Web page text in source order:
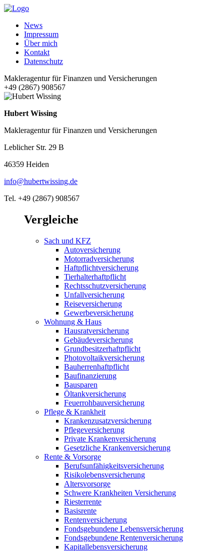
News
Impressum
Über mich
Kontakt
Datenschutz
Makleragentur für Finanzen und Versicherungen
+49 (2867) 908567
Hubert Wissing
Makleragentur für Finanzen und Versicherungen
Leblicher Str. 29 B
46359 Heiden
info@hubertwissing.de
Tel. +49 (2867) 908567
Vergleiche
Sach und KFZ
Autoversicherung
Motorradversicherung
Haftpflichtversicherung
Tierhalterhaftpflicht
Rechtsschutzversicherung
Unfallversicherung
Reiseversicherung
Gewerbeversicherung
Wohnung & Haus
Hausratversicherung
Gebäudeversicherung
Grundbesitzerhaftpflicht
Photovoltaikversicherung
Bauherrenhaftpflicht
Baufinanzierung
Bausparen
Öltankversicherung
Feuerrohbauversicherung
Pflege & Krankheit
Krankenzusatzversicherung
Pflegeversicherung
Private Krankenversicherung
Gesetzliche Krankenversicherung
Rente & Vorsorge
Berufs­unfähigkeitsversicherung
Risikolebensversicherung
Altersvorsorge
Schwere Krankheiten Versicherung
Riesterrente
Basisrente
Rentenversicherung
Fondsgebundene Lebensversicherung
Fondsgebundene Rentenversicherung
Kapitallebensversicherung